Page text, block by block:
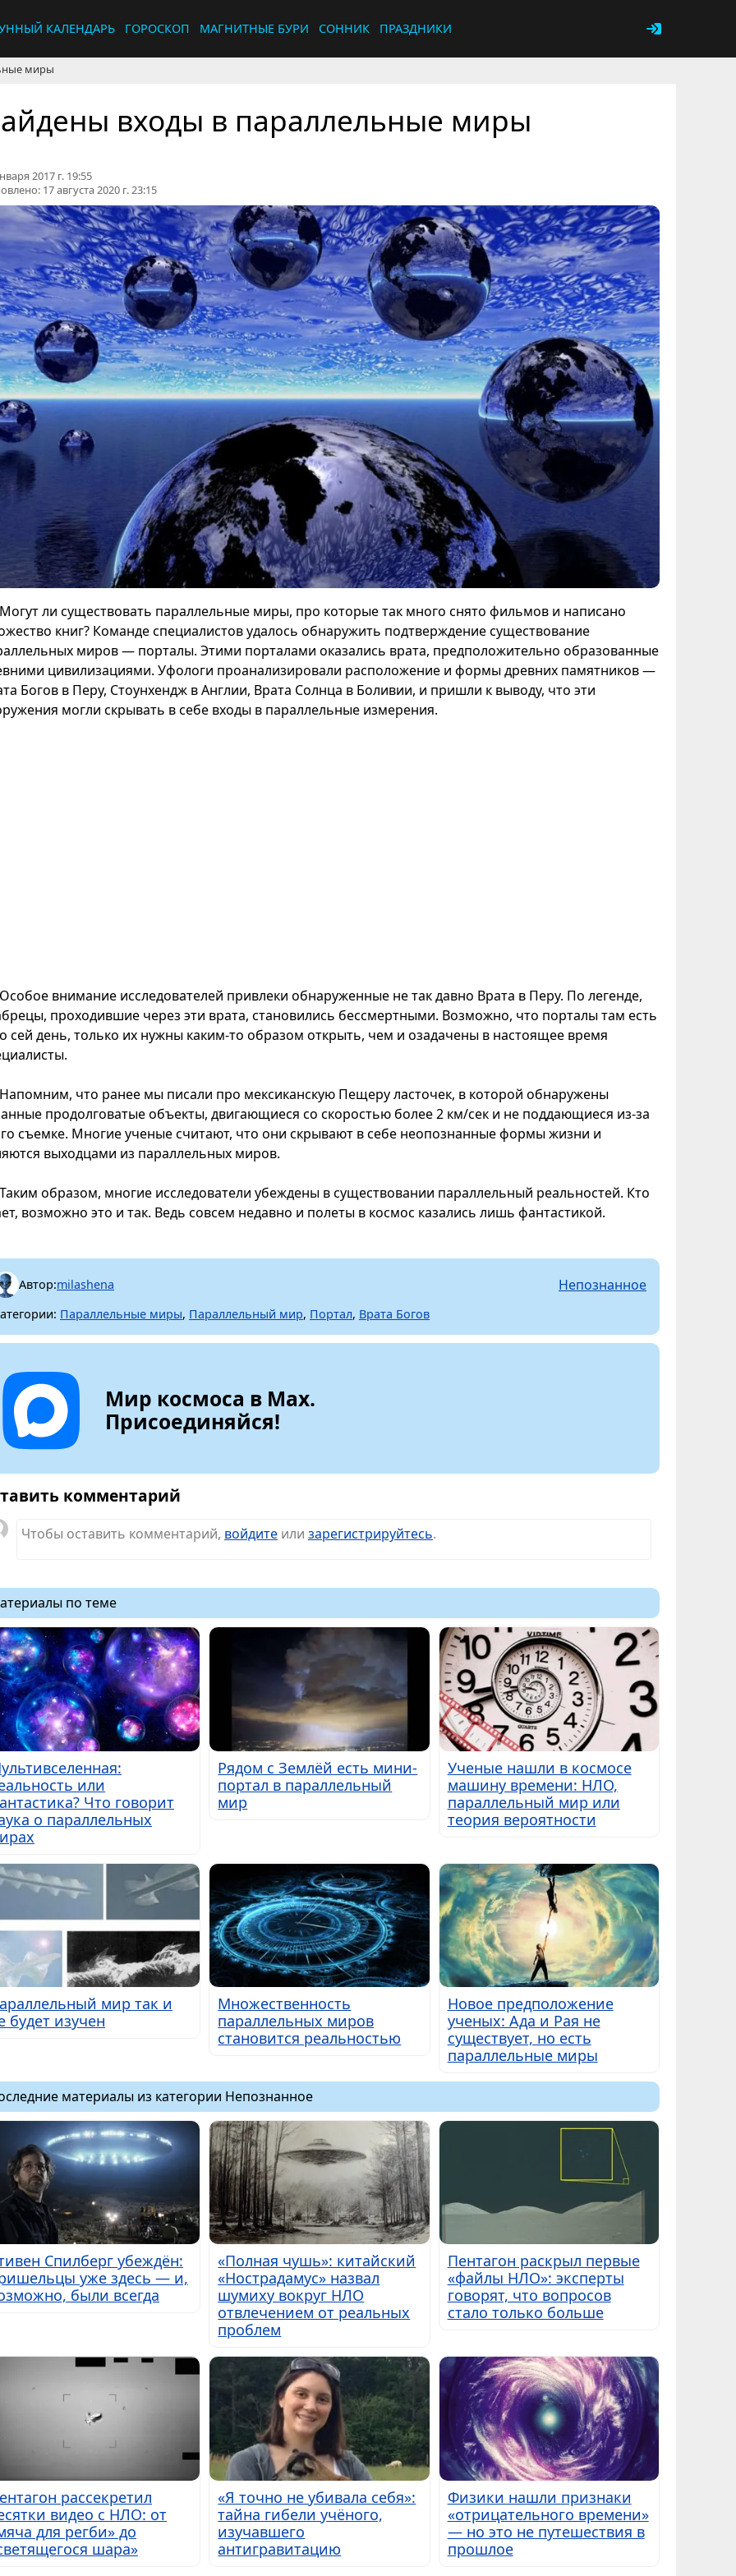
КАЛЕНДАРЬ ГОРОСКОП МАГНИТНЫЕ БУРИ СОННИК ПРАЗДНИКИ
миры
входы в параллельные миры
2017 г. 19:55
17 августа 2020 г. 23:15
Могут ли существовать параллельные миры, про которые так много снято фильмов и написано
книг? Команде специалистов удалось обнаружить подтверждение существование
миров — порталы. Этими порталами оказались врата, предположительно образованные
цивилизациями. Уфологи проанализировали расположение и формы древних памятников —
Богов в Перу, Стоунхендж в Англии, Врата Солнца в Боливии, и пришли к выводу, что эти
могли скрывать в себе входы в параллельные измерения.
Особое внимание исследователей привлеки обнаруженные не так давно Врата в Перу. По легенде,
проходившие через эти врата, становились бессмертными. Возможно, что порталы там есть
сей день, только их нужны каким-то образом открыть, чем и озадачены в настоящее время
Напомним, что ранее мы писали про мексиканскую Пещеру ласточек, в которой обнаружены
продолговатые объекты, двигающиеся со скоростью более 2 км/сек и не поддающиеся из-за
съемке. Многие ученые считают, что они скрывают в себе неопознанные формы жизни и
выходцами из параллельных миров.
Таким образом, многие исследователи убеждены в существовании параллельный реальностей. Кто
возможно это и так. Ведь совсем недавно и полеты в космос казались лишь фантастикой.
Автор:milashena Непознанное
Параллельные миры, Параллельный мир, Портал, Врата Богов
Мир космоса в Max.
Присоединяйся!
комментарий
Чтобы оставить комментарий, войдите или зарегистрируйтесь.
по теме
или
Что говорит
о параллельных
Рядом с Землёй есть мини-
портал в параллельный
мир
Ученые нашли в космосе
машину времени: НЛО,
параллельный мир или
теория вероятности
мир так и
будет изучен
Множественность
параллельных миров
становится реальностью
Новое предположение
ученых: Ада и Рая не
существует, но есть
параллельные миры
материалы из категории Непознанное
Спилберг убеждён:
уже здесь — и,
были всегда
«Полная чушь»: китайский
«Нострадамус» назвал
шумиху вокруг НЛО
отвлечением от реальных
проблем
Пентагон раскрыл первые
«файлы НЛО»: эксперты
говорят, что вопросов
стало только больше
рассекретил
видео с НЛО: от
для регби» до
шара»
«Я точно не убивала себя»:
тайна гибели учёного,
изучавшего
антигравитацию
Физики нашли признаки
«отрицательного времени»
— но это не путешествия в
прошлое